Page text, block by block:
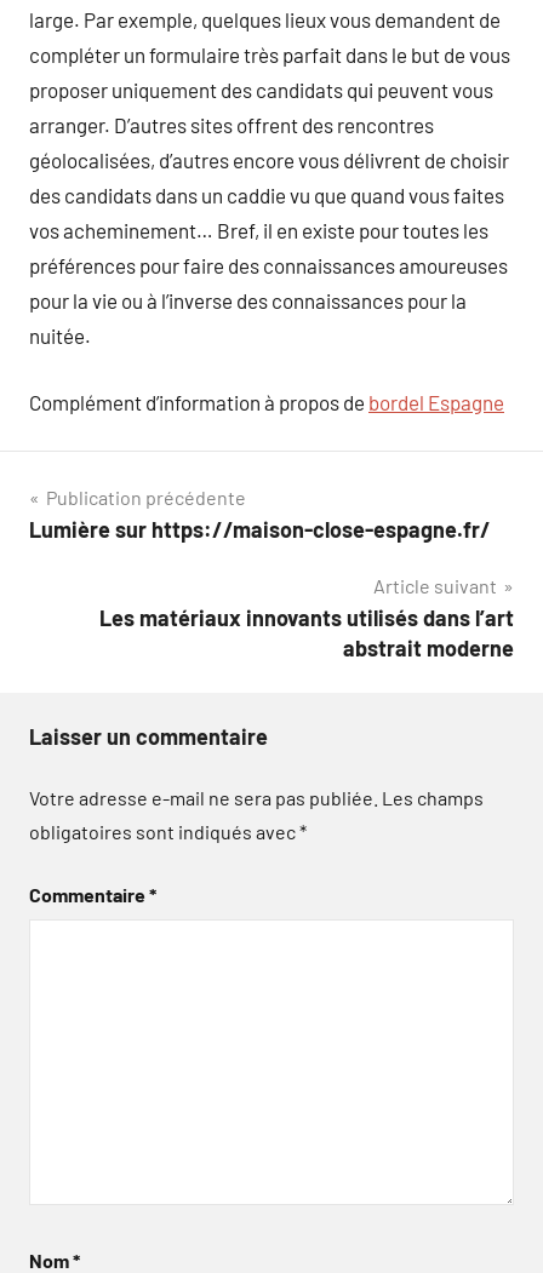
large. Par exemple, quelques lieux vous demandent de
compléter un formulaire très parfait dans le but de vous
proposer uniquement des candidats qui peuvent vous
arranger. D’autres sites offrent des rencontres
géolocalisées, d’autres encore vous délivrent de choisir
des candidats dans un caddie vu que quand vous faites
vos acheminement… Bref, il en existe pour toutes les
préférences pour faire des connaissances amoureuses
pour la vie ou à l’inverse des connaissances pour la
nuitée.
Complément d’information à propos de bordel Espagne
Navigation
de
Publication précédente
Lumière sur https://maison-close-espagne.fr/
Article suivant
Les matériaux innovants utilisés dans l’art
abstrait moderne
Laisser un commentaire
Votre adresse e-mail ne sera pas publiée. Les champs
obligatoires sont indiqués avec*
Commentaire*
Nom*